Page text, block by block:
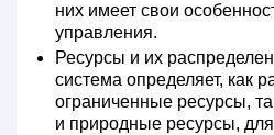
них имеет свои
управления.
Ресурсы и их
система определяет, как
ограниченные ресурсы,
и природные ресурсы,